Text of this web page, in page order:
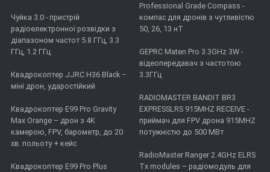
Чуйка 3.0 - пристрій
радіоелектронної розвідки з
діапазоном частот 5.8 ГГц, 3.3
ГГц, 1.2 ГГц
Квадрокоптер JJRC H36 Black −
міні дрон, ударостійкий
Квадрокоптер E99 Pro Gravity
Max Orange – дрон з 4K
камерою, FPV, барометр, до 20
хв. польоту + кейс
Квадрокоптер E99 Pro Plus
Professional Grade Compass -
компас для дронів з чутливістю
50, 26, 13 нТ
GEPRC Maten Pro 3.3GHz 3W -
відеопередавач з частотою
3.3ГГц
RADIOMASTER BANDIT BR3
EXPRESSLRS 915MHZ RECEIVE -
приймач для FPV дрона 915MHZ
потужністю до 500 МВт
RadioMaster Ranger 2.4GHz ELRS
Tx modules – радіомодуль для